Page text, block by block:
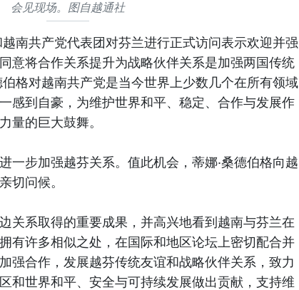
会见现场。图自越通社
南共产党代表团对芬兰进行正式访问表示欢迎并强
意将合作关系提升为战略伙伴关系是加强两国传统
格对越南共产党是当今世界上少数几个在所有领域
感到自豪，为维护世界和平、稳定、合作与发展作
量的巨大鼓舞。
一步加强越芬关系。值此机会，蒂娜·桑德伯格向越
切问候。
关系取得的重要成果，并高兴地看到越南与芬兰在
有许多相似之处，在国际和地区论坛上密切配合并
强合作，发展越芬传统友谊和战略伙伴关系，致力
和世界和平、安全与可持续发展做出贡献，支持维